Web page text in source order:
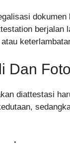
berjalan
Dan
diattestasi